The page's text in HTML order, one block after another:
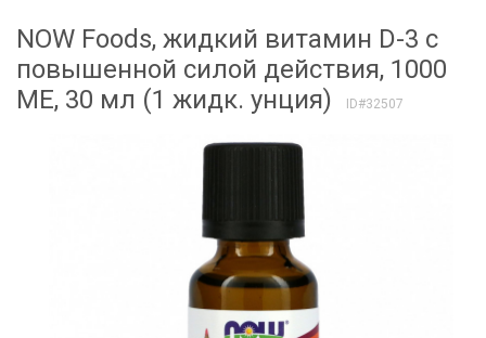
NOW Foods, жидкий витамин D-3 с
повышенной силой действия, 1000
МЕ, 30 мл (1 жидк. унция)
ID#32507